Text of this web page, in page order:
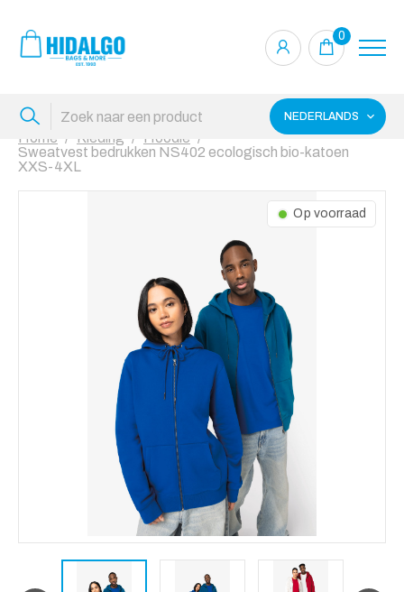
0
NEDERLANDS
Home Kleding
Hoodie
Sweatvest bedrukken NS402 ecologisch bio-katoen
XXS-4XL
Op voorraad